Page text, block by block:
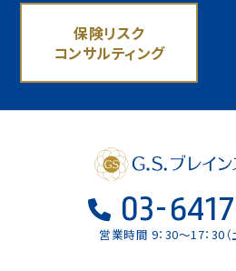
保険リスク
コンサルティング
03-
営業時間 9：30〜17：30（